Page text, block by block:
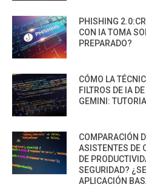
PHISHING
CON IA TOMA
PREPARADO?
CÓMO LA
FILTROS DE IA
GEMINI:
COMPARACIÓN
ASISTENTES DE
DE
SEGURIDAD?
APLICACIÓN